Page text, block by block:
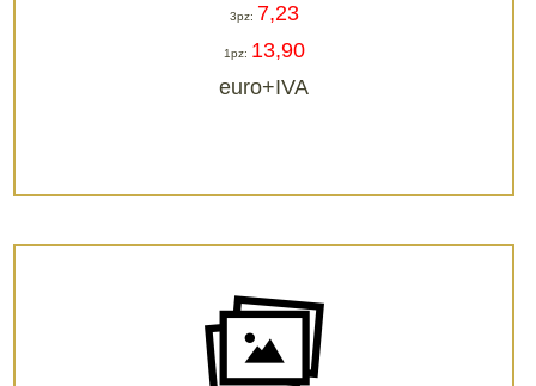
3pz: 7,23
1pz: 13,90
euro+IVA